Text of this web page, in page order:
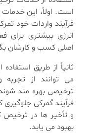
است. اولاً، این
فرآیند واردات خود
انرژی بیشتری برای
اصلی کسب و کارشان
ثانیاً از طریق
می ‌توانند از
ترخیصی بهره‌ مند
فرآیند گمرکی جلوگیری
و تأخیر ها در ترخیص
بهبود می ‌یابد.